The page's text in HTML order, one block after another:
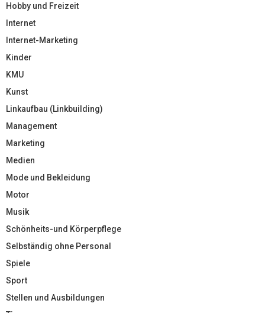
Hobby und Freizeit
Internet
Internet-Marketing
Kinder
KMU
Kunst
Linkaufbau (Linkbuilding)
Management
Marketing
Medien
Mode und Bekleidung
Motor
Musik
Schönheits-und Körperpflege
Selbständig ohne Personal
Spiele
Sport
Stellen und Ausbildungen